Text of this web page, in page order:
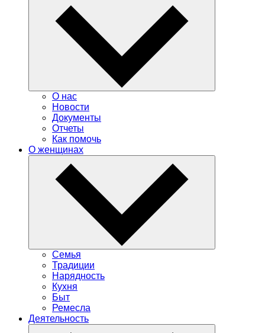
О нас
Новости
Документы
Отчеты
Как помочь
О женщинах
Семья
Традиции
Нарядность
Кухня
Быт
Ремесла
Деятельность